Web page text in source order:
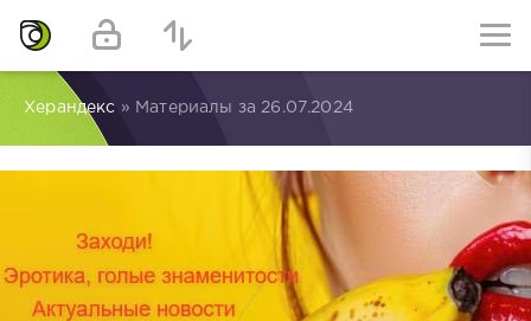
Херандекс » Материалы за 26.07.2024